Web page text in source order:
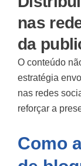
nas
da
O conteúdo
estratégia
nas redes
reforçar a
Como